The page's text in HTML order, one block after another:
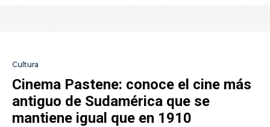
Cultura
Cinema Pastene: conoce el cine más
antiguo de Sudamérica que se
mantiene igual que en 1910